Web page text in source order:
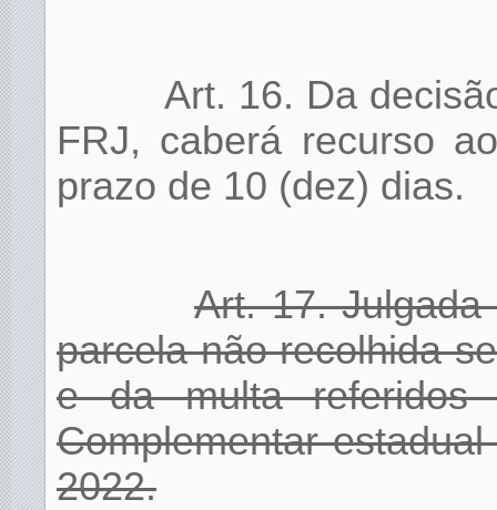
Art. 16. Da
FRJ, caberá recurso
prazo de 10 (dez) dias.
Art. 17. Julgada
parcela não recolhida
e da multa
Complementar
2022.